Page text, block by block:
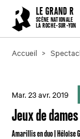
LE GRAND R
SCÈNE NATIONALE
LA ROCHE-SUR-YON
Accueil
Mar. 23 avr. 2019
Jeux de dames
Amarillis en duo | Héloïse
Cookies management